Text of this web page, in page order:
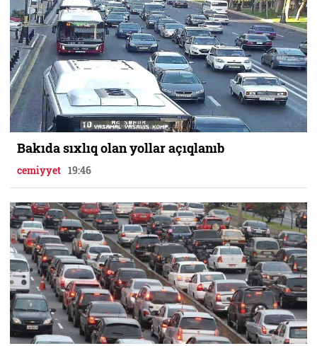
Bakıda sıxlıq olan yollar açıqlanıb
cemiyyet 19:46